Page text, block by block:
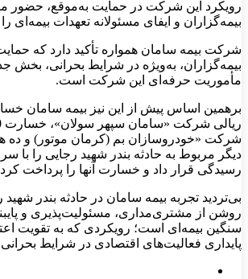
رویکرد این شرکت در حمایت به‌موقع، حضور
بیمه‌گزاران و ایفای مسئولانه تعهدات بیمه‌ای
شرکت بیمه سامان همواره تأکید دارد که
بیمه‌گزاران، به‌ویژه در شرایط بحرانی، بخش
مأموریت حرفه‌ای این شرکت است.
شرکت «خودروسازان بم (کرمان موتور) و ده
دیگر مربوط به حادثه بندر شهید رجایی را
رسیدگی قرار داد و خسارت آنها را پرداخت
بی‌تردید تجربه بیمه سامان در حادثه بندر شهید
روشن از مشتری‌مداری، مسئولیت‌پذیری و
سنگین بیمه‌ای است؛ رویکردی که به تقویت
پایداری فعالیت‌های اقتصادی در شرایط